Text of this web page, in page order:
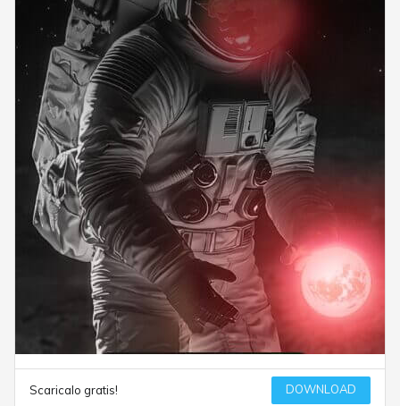
Scaricalo gratis! DOWNLOAD